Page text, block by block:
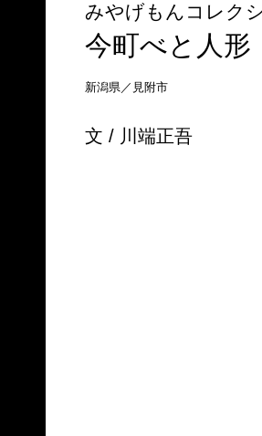
みやげもんコレク
今町べと人形
新潟県／見附市
文 / 川端正吾